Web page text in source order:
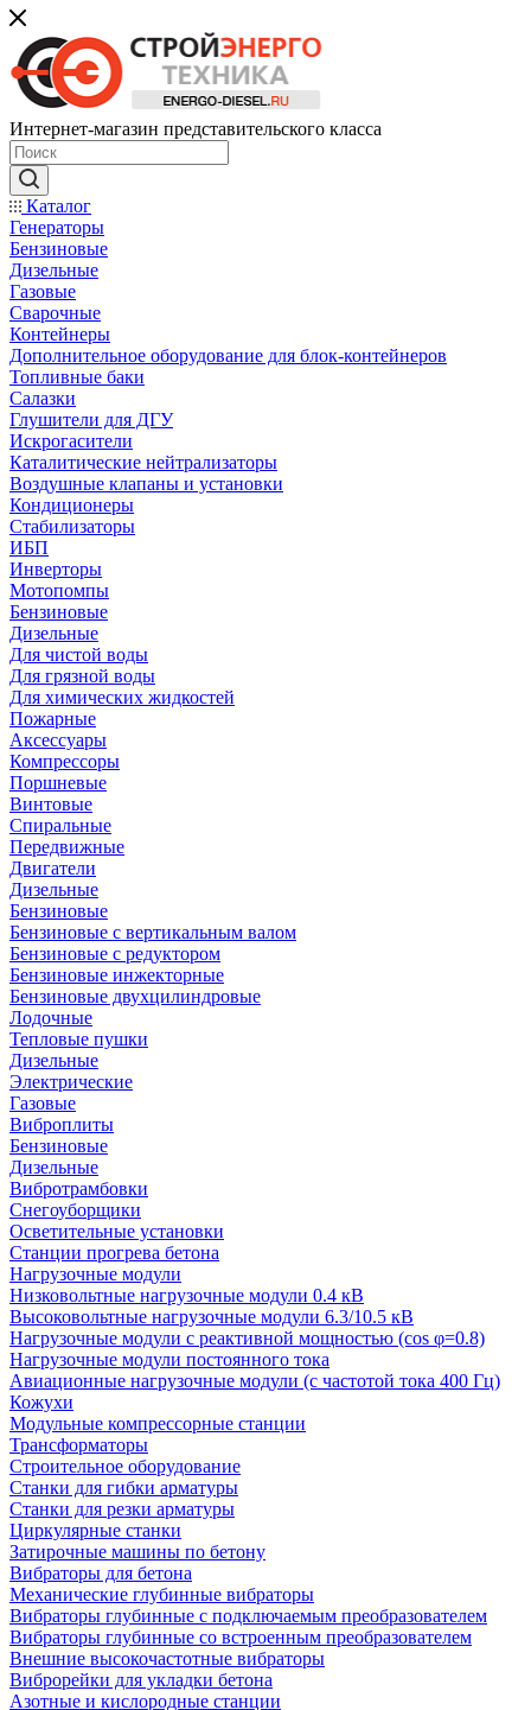
Интернет-магазин представительского класса
Каталог
Генераторы
Бензиновые
Дизельные
Газовые
Сварочные
Контейнеры
Дополнительное оборудование для блок-контейнеров
Топливные баки
Салазки
Глушители для ДГУ
Искрогасители
Каталитические нейтрализаторы
Воздушные клапаны и установки
Кондиционеры
Стабилизаторы
ИБП
Инверторы
Мотопомпы
Бензиновые
Дизельные
Для чистой воды
Для грязной воды
Для химических жидкостей
Пожарные
Аксессуары
Компрессоры
Поршневые
Винтовые
Спиральные
Передвижные
Двигатели
Дизельные
Бензиновые
Бензиновые с вертикальным валом
Бензиновые с редуктором
Бензиновые инжекторные
Бензиновые двухцилиндровые
Лодочные
Тепловые пушки
Дизельные
Электрические
Газовые
Виброплиты
Бензиновые
Дизельные
Вибротрамбовки
Снегоуборщики
Осветительные установки
Станции прогрева бетона
Нагрузочные модули
Низковольтные нагрузочные модули 0.4 кВ
Высоковольтные нагрузочные модули 6.3/10.5 кВ
Нагрузочные модули с реактивной мощностью (cos φ=0.8)
Нагрузочные модули постоянного тока
Авиационные нагрузочные модули (с частотой тока 400 Гц)
Кожухи
Модульные компрессорные станции
Трансформаторы
Строительное оборудование
Станки для гибки арматуры
Станки для резки арматуры
Циркулярные станки
Затирочные машины по бетону
Вибраторы для бетона
Механические глубинные вибраторы
Вибраторы глубинные с подключаемым преобразователем
Вибраторы глубинные со встроенным преобразователем
Внешние высокочастотные вибраторы
Виброрейки для укладки бетона
Азотные и кислородные станции